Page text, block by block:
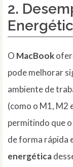
2.
O MacBook
pode melhorar
ambiente de
(como o M1, M2
permitindo que o
de forma rápida
energética